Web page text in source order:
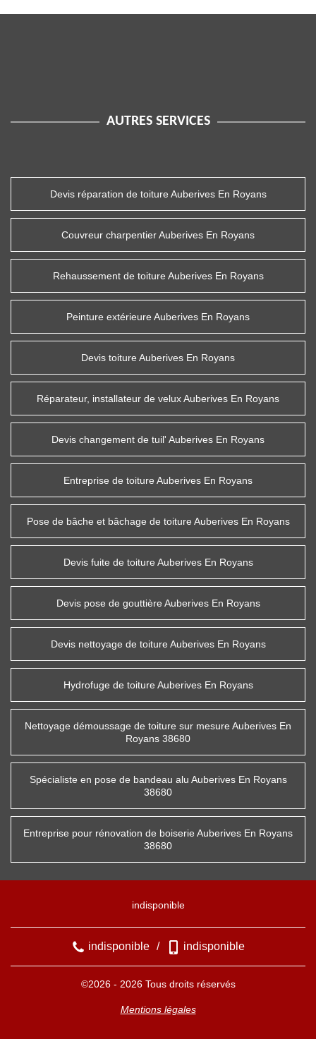
AUTRES SERVICES
Devis réparation de toiture Auberives En Royans
Couvreur charpentier Auberives En Royans
Rehaussement de toiture Auberives En Royans
Peinture extérieure Auberives En Royans
Devis toiture Auberives En Royans
Réparateur, installateur de velux Auberives En Royans
Devis changement de tuil' Auberives En Royans
Entreprise de toiture Auberives En Royans
Pose de bâche et bâchage de toiture Auberives En Royans
Devis fuite de toiture Auberives En Royans
Devis pose de gouttière Auberives En Royans
Devis nettoyage de toiture Auberives En Royans
Hydrofuge de toiture Auberives En Royans
Nettoyage démoussage de toiture sur mesure Auberives En
Royans 38680
Spécialiste en pose de bandeau alu Auberives En Royans
38680
Entreprise pour rénovation de boiserie Auberives En Royans
38680
indisponible
indisponible / indisponible
©2026 - 2026 Tous droits réservés
Mentions légales